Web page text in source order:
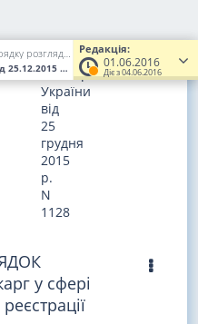
Редакція:
01.06.2016
Діє з 04.06.2016
Про затвердження Порядку розгляду скарг на рішення, дії або бездіяльність державного реєстратора, суб'єктів державної реєстрації, територіальних органів Міністерства юстиції
25.12.2015 № 1128 (Увага! Попередня
постановою
Кабінету
Міністрів
України
від
25
грудня
2015
р.
N
1128
у сфері